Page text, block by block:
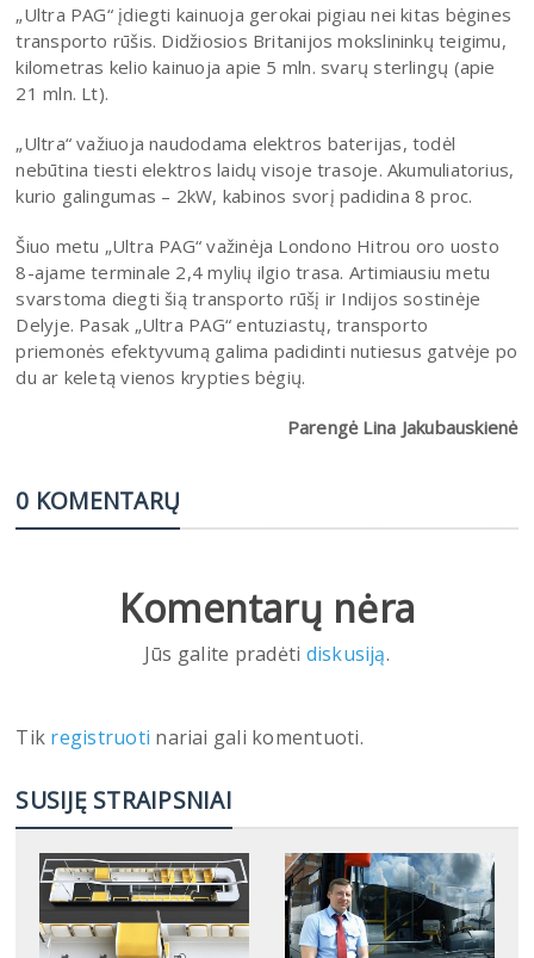
„Ultra PAG“ įdiegti kainuoja gerokai pigiau nei kitas bėgines
transporto rūšis. Didžiosios Britanijos mokslininkų teigimu,
kilometras kelio kainuoja apie 5 mln. svarų sterlingų (apie
21 mln. Lt).
„Ultra“ važiuoja naudodama elektros baterijas, todėl
nebūtina tiesti elektros laidų visoje trasoje. Akumuliatorius,
kurio galingumas – 2kW, kabinos svorį padidina 8 proc.
Šiuo metu „Ultra PAG“ važinėja Londono Hitrou oro uosto
8-ajame terminale 2,4 mylių ilgio trasa. Artimiausiu metu
svarstoma diegti šią transporto rūšį ir Indijos sostinėje
Delyje. Pasak „Ultra PAG“ entuziastų, transporto
priemonės efektyvumą galima padidinti nutiesus gatvėje po
du ar keletą vienos krypties bėgių.
Parengė Lina Jakubauskienė
0 KOMENTARŲ
Komentarų nėra
Jūs galite pradėti diskusiją.
Tik registruoti nariai gali komentuoti.
SUSIJĘ STRAIPSNIAI